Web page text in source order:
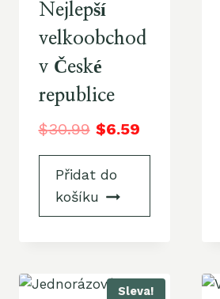
Nejlepší
velkoobchod
v České
republice
$30.99 $6.59
Přidat do
košíku
Sleva!